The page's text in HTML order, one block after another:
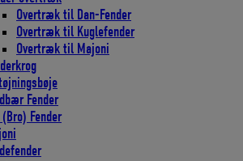
Overtræk til Dan-Fender
Overtræk til Kuglefender
Overtræk til Majoni
Fender
Fender